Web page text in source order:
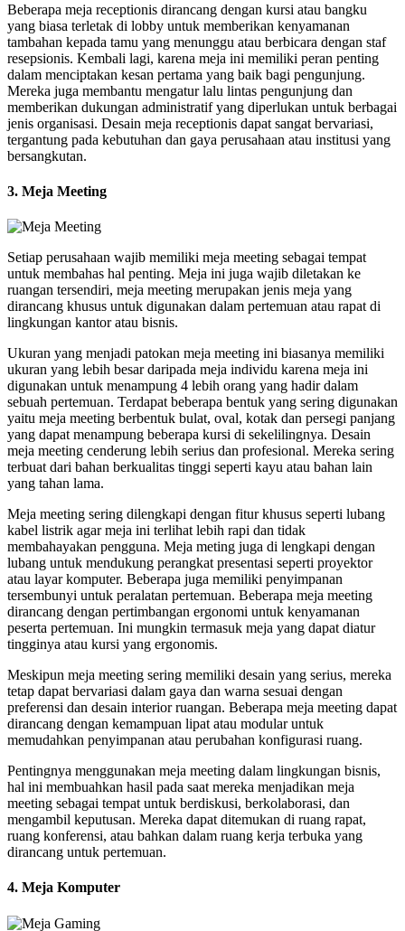
Beberapa meja receptionis dirancang dengan kursi atau bangku
yang biasa terletak di lobby untuk memberikan kenyamanan
tambahan kepada tamu yang menunggu atau berbicara dengan staf
resepsionis. Kembali lagi, karena meja ini memiliki peran penting
dalam menciptakan kesan pertama yang baik bagi pengunjung.
Mereka juga membantu mengatur lalu lintas pengunjung dan
memberikan dukungan administratif yang diperlukan untuk berbagai
jenis organisasi. Desain meja receptionis dapat sangat bervariasi,
tergantung pada kebutuhan dan gaya perusahaan atau institusi yang
bersangkutan.
3. Meja Meeting
Setiap perusahaan wajib memiliki meja meeting sebagai tempat
untuk membahas hal penting. Meja ini juga wajib diletakan ke
ruangan tersendiri, meja meeting merupakan jenis meja yang
dirancang khusus untuk digunakan dalam pertemuan atau rapat di
lingkungan kantor atau bisnis.
Ukuran yang menjadi patokan meja meeting ini biasanya memiliki
ukuran yang lebih besar daripada meja individu karena meja ini
digunakan untuk menampung 4 lebih orang yang hadir dalam
sebuah pertemuan. Terdapat beberapa bentuk yang sering digunakan
yaitu meja meeting berbentuk bulat, oval, kotak dan persegi panjang
yang dapat menampung beberapa kursi di sekelilingnya. Desain
meja meeting cenderung lebih serius dan profesional. Mereka sering
terbuat dari bahan berkualitas tinggi seperti kayu atau bahan lain
yang tahan lama.
Meja meeting sering dilengkapi dengan fitur khusus seperti lubang
kabel listrik agar meja ini terlihat lebih rapi dan tidak
membahayakan pengguna. Meja meting juga di lengkapi dengan
lubang untuk mendukung perangkat presentasi seperti proyektor
atau layar komputer. Beberapa juga memiliki penyimpanan
tersembunyi untuk peralatan pertemuan. Beberapa meja meeting
dirancang dengan pertimbangan ergonomi untuk kenyamanan
peserta pertemuan. Ini mungkin termasuk meja yang dapat diatur
tingginya atau kursi yang ergonomis.
Meskipun meja meeting sering memiliki desain yang serius, mereka
tetap dapat bervariasi dalam gaya dan warna sesuai dengan
preferensi dan desain interior ruangan. Beberapa meja meeting dapat
dirancang dengan kemampuan lipat atau modular untuk
memudahkan penyimpanan atau perubahan konfigurasi ruang.
Pentingnya menggunakan meja meeting dalam lingkungan bisnis,
hal ini membuahkan hasil pada saat mereka menjadikan meja
meeting sebagai tempat untuk berdiskusi, berkolaborasi, dan
mengambil keputusan. Mereka dapat ditemukan di ruang rapat,
ruang konferensi, atau bahkan dalam ruang kerja terbuka yang
dirancang untuk pertemuan.
4. Meja Komputer